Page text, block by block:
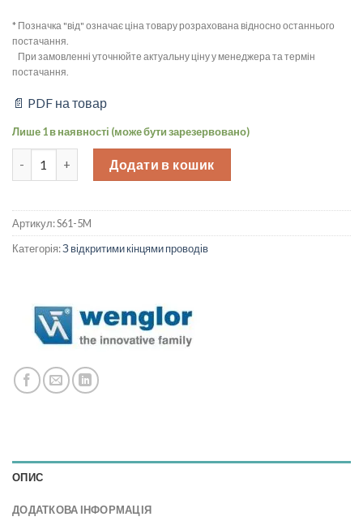
* Позначка "від" означає ціна товару розрахована відносно останнього
постачання.
При замовленні уточнюйте актуальну ціну у менеджера та термін
постачання.
📄 PDF на товар
Лише 1 в наявності (може бути зарезервовано)
Роз’єм (конектор) M8 4-pin, прямий, 5m PVC-кабель, S61-5M
Додати в кошик
Артикул:S61-5M
Категорія:З відкритими кінцями проводів
ОПИС
ДОДАТКОВА ІНФОРМАЦІЯ